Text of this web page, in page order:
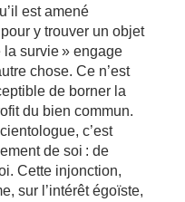
est amené
y trouver un objet
la survie » engage
chose. Ce n’est
de borner la
du bien commun.
c’est
de soi : de
Cette injonction,
sur l’intérêt égoïste,